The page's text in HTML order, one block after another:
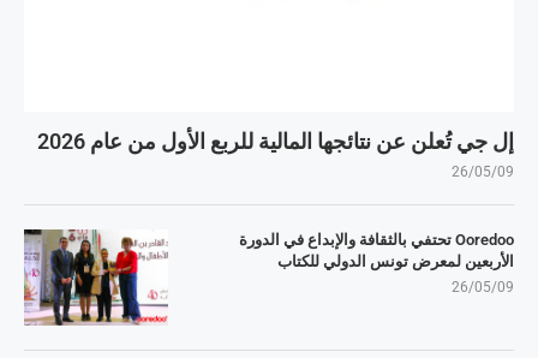
إل جي تُعلن عن نتائجها المالية للربع الأول من عام 2026
26/05/09
Ooredoo تحتفي بالثقافة والإبداع في الدورة
الأربعين لمعرض تونس الدولي للكتاب
26/05/09